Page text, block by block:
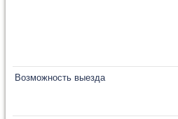
Возможность выезда